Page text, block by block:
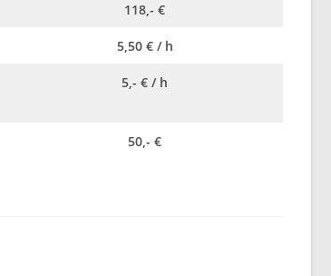
118,- €
5,50 € / h
5,- € / h
50,- €